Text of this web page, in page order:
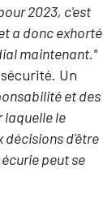
2023, c'est
a donc exhorté
maintenant."
Un
et des
laquelle le
décisions d'être
peut se